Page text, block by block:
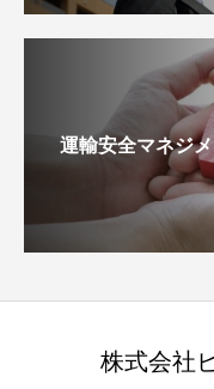
運輸安全マネジメ
株式会社